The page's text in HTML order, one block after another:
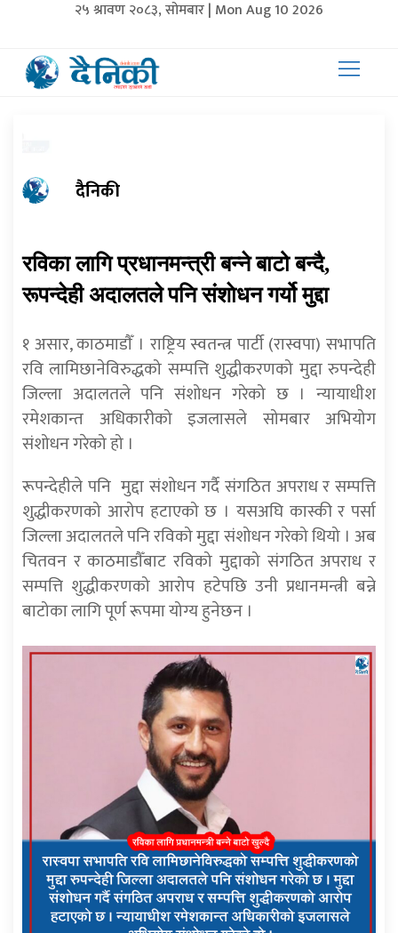
२५ श्रावण २०८३, सोमबार | Mon Aug 10 2026
दैनिकी
रविका लागि प्रधानमन्त्री बन्ने बाटो बन्दै,
रूपन्देही अदालतले पनि संशाेधन गर्यो मुद्दा
१ असार, काठमाडाैँ । राष्ट्रिय स्वतन्त्र पार्टी (रास्वपा) सभापति
रवि लामिछानेविरुद्धको सम्पत्ति शुद्धीकरणको मुद्दा रुपन्देही
जिल्ला अदालतले पनि संशोधन गरेको छ । न्यायाधीश
रमेशकान्त अधिकारीको इजलासले सोमबार अभियोग
संशोधन गरेको हो ।
रूपन्देहीले पनि मुद्दा संशोधन गर्दै संगठित अपराध र सम्पत्ति
शुद्धीकरणको आरोप हटाएको छ । यसअघि कास्की र पर्सा
जिल्ला अदालतले पनि रविको मुद्दा संशोधन गरेको थियो । अब
चितवन र काठमाडाैँबाट रविको मुद्दाको संगठित अपराध र
सम्पत्ति शुद्धीकरणको आरोप हटेपछि उनी प्रधानमन्त्री बन्ने
बाटोका लागि पूर्ण रूपमा योग्य हुनेछन ।